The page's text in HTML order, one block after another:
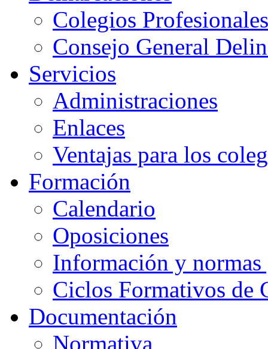
Colegios Profesionales
Consejo General
Servicios
Administraciones
Enlaces
Ventajas para los
Formación
Calendario
Oposiciones
Información y normas
Ciclos Formativos de
Documentación
Normativa